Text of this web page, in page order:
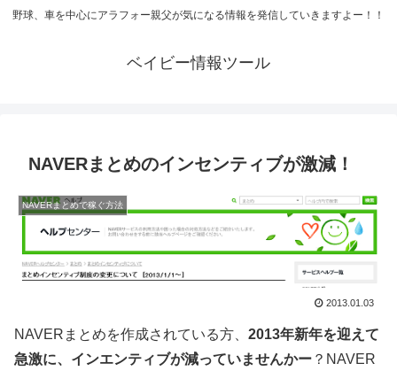
野球、車を中心にアラフォー親父が気になる情報を発信していきますよー！！
ベイビー情報ツール
NAVERまとめのインセンティブが激減！
NAVERまとめで稼ぐ方法
2013.01.03
NAVERまとめを作成されている方、 2013年新年を迎えて
急激に、インエンティブが減っていませんかー ？NAVER